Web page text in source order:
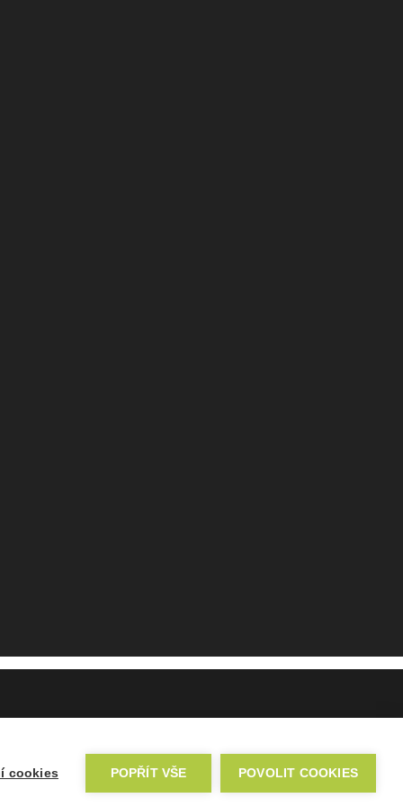
cookies POPŘÍT VŠE POVOLIT COOKIES